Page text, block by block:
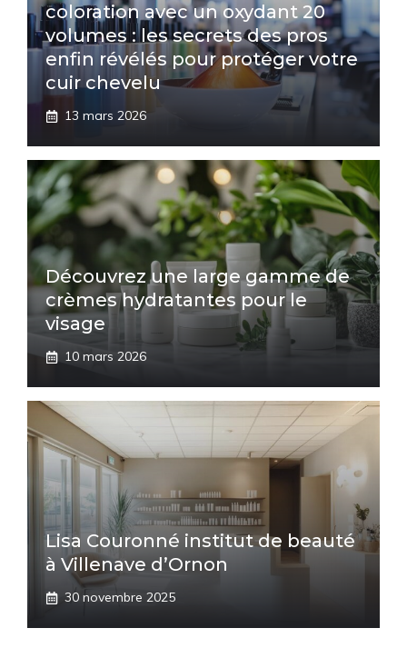
coloration avec un oxydant 20
volumes : les secrets des pros
enfin révélés pour protéger votre
cuir chevelu
13 mars 2026
Découvrez une large gamme de
crèmes hydratantes pour le
visage
10 mars 2026
Lisa Couronné institut de beauté
à Villenave d’Ornon
30 novembre 2025